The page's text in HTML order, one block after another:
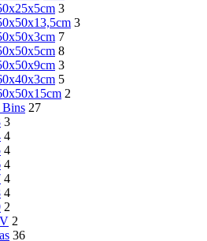
3
3
7
8
3
5
2
Bins 27
3
4
4
4
4
4
2
2
36